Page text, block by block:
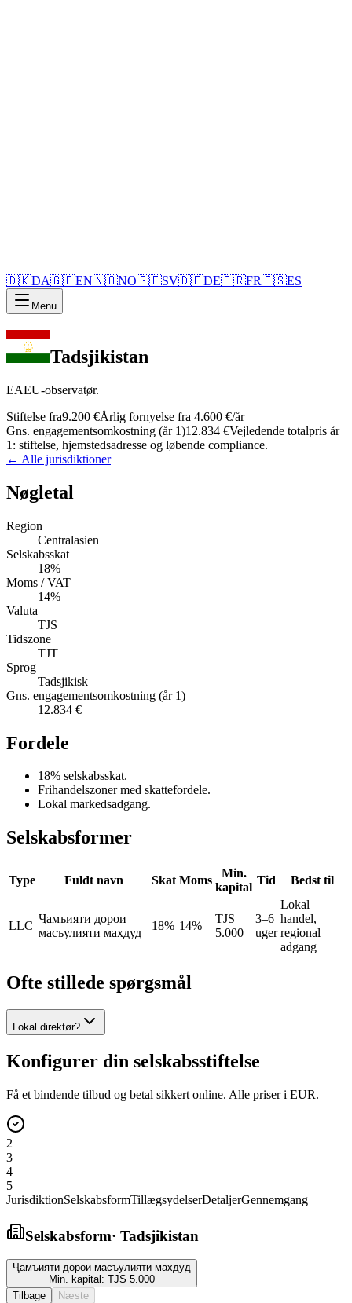
🇩🇰DA🇬🇧EN🇳🇴NO🇸🇪SV🇩🇪DE🇫🇷FR🇪🇸ES
Menu
Tadsjikistan
EAEU-observatør.
Stiftelse fra9.200 €Årlig fornyelse fra 4.600 €/år
Gns. engagementsomkostning (år 1)12.834 €Vejledende totalpris år
1: stiftelse, hjemstedsadresse og løbende compliance.
← Alle jurisdiktioner
Nøgletal
Region
Centralasien
Selskabsskat
18%
Moms / VAT
14%
Valuta
TJS
Tidszone
TJT
Sprog
Tadsjikisk
Gns. engagementsomkostning (år 1)
12.834 €
Fordele
18% selskabsskat.
Frihandelszoner med skattefordele.
Lokal markedsadgang.
Selskabsformer
Type Fuldt navn Skat Moms
Min.
kapital
Tid Bedst til
LLC
Ҷамъияти дорои
масъулияти махдуд
18% 14%
TJS
5.000
3–6
uger
Lokal
handel,
regional
adgang
Ofte stillede spørgsmål
Lokal direktør?
Konfigurer din selskabsstiftelse
Få et bindende tilbud og betal sikkert online. Alle priser i EUR.
2
3
4
5
JurisdiktionSelskabsformTillægsydelserDetaljerGennemgang
Selskabsform· Tadsjikistan
Ҷамъияти дорои масъулияти махдуд
Min. kapital: TJS 5.000
Tilbage
Næste